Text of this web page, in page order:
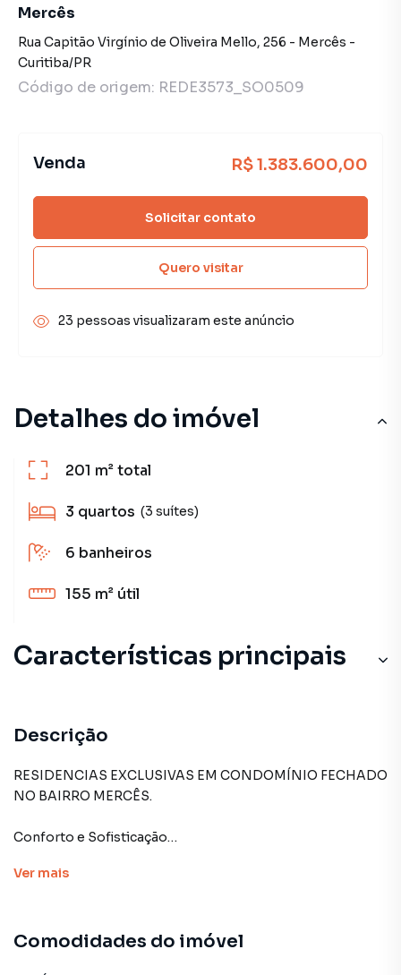
Detalhes do imóvel
201 m²total
3 quartos (3 suítes)
6 banheiros
155 m² útil
Características principais
Descrição
RESIDENCIAS EXCLUSIVAS EM CONDOMÍNIO FECHADO
NO BAIRRO MERCÊS.
Conforto e Sofisticação
quatro unidades, harmonizando conforto e sofisticação
ambiente excepcional para você e sua família.
Ver mais
Comodidades do imóvel
Mercês
Rua Capitão Virgínio de Oliveira Mello, 256 - Mercês -
Curitiba/PR
Código de origem: REDE3573_SO0509
Venda R$ 1.383.600,00
Solicitar contato
Quero visitar
23 pessoas visualizaram este anúncio